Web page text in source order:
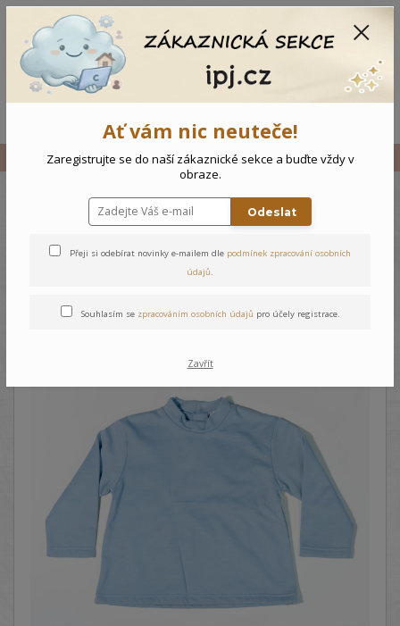
Vše Dětská mikina - 80
Dětská mikina - 80
Ať vám nic neuteče!
Zaregistrujte se do naší zákaznické sekce a buďte vždy v
obraze.
Odeslat
Přeji si odebírat novinky e-mailem dle podmínek zpracování osobních
údajů.
Souhlasím se zpracováním osobních údajů pro účely registrace.
Zavřít